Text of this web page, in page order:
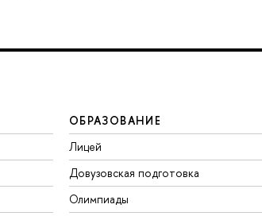
ОБРАЗОВАНИЕ
Лицей
Довузовская подготовка
Олимпиады